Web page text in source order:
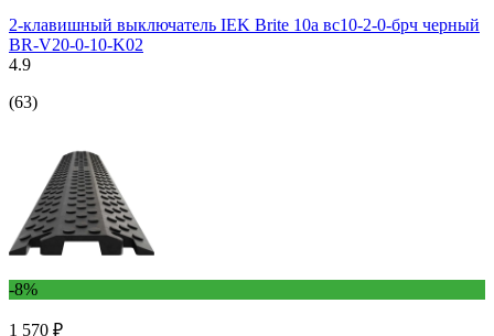
2-клавишный выключатель IEK Brite 10а вс10-2-0-брч черный
BR-V20-0-10-K02
4.9
(63)
-8%
1 570 ₽